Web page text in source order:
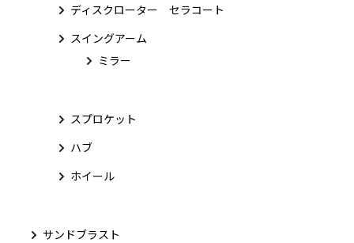
ディスクローター セラコート
スイングアーム
ミラー
スプロケット
ハブ
ホイール
サンドブラスト